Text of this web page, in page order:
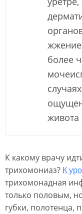
жжение
более
живота
К какому врачу
трихомониаз? К
трихомонадная
только половым,
губки, полотенца,